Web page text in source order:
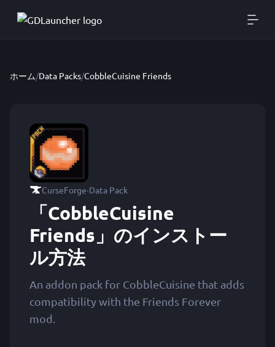
ホーム/Data Packs/CobbleCuisine Friends
CurseForge·Data Pack
「CobbleCuisine
Friends」のインストー
ル方法
An addon pack for CobbleCuisine that adds
compatibility with the Friends Forever
mod.